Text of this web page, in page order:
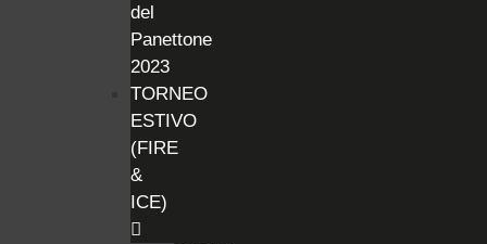
del
Panettone
2023
TORNEO
ESTIVO
(FIRE
&
ICE)